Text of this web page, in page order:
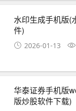
水印生成手机版(
件)
2026-01-13
华泰证券手机版
版炒股软件下载)